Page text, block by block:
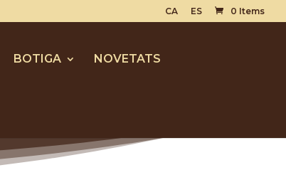
CA ES 0 Items
BOTIGA NOVETATS